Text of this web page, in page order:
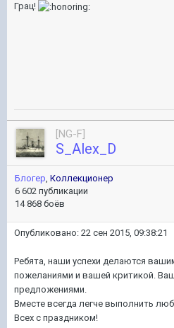
Грац!
[NG-F]
S_Alex_D
Блогер, Коллекционер
6 602 публикации
14 868 боёв
Опубликовано: 22 сен 2015, 09:38:21
Ребята, наши успехи делаются
пожеланиями и вашей критикой.
предложениями.
Вместе всегда легче выполнить
Всех с праздником!